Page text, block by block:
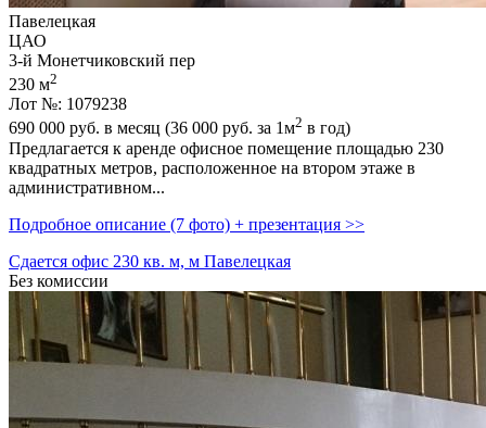
Павелецкая
ЦАО
3-й Монетчиковский пер
230 м2
Лот №: 1079238
690 000 руб. в месяц (36 000 руб. за 1м2 в год)
Предлагается к аренде офисное помещение площадью 230
квадратных метров,­ расположенное на втором этаже в
административном...
Подробное описание (7 фото) + презентация >>
Сдается офис 230 кв. м, м Павелецкая
Без комиссии